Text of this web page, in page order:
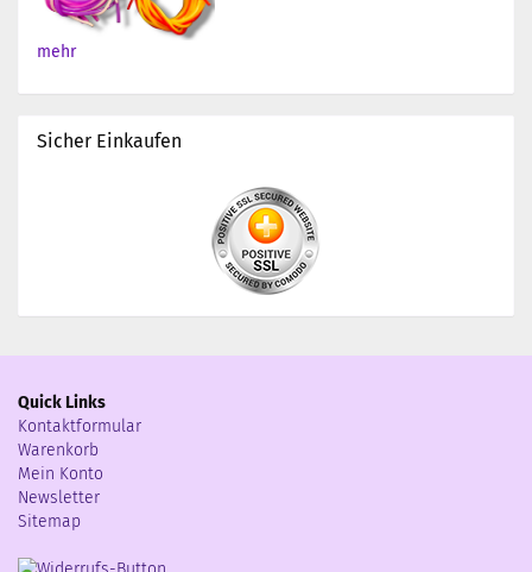
mehr
Sicher Einkaufen
Quick Links
Kontaktformular
Warenkorb
Mein Konto
Newsletter
Sitemap